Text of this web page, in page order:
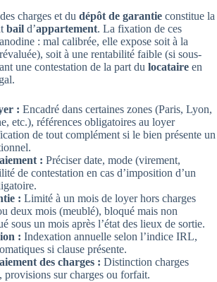
charges et du dépôt de garantie constitue la
bail d’appartement. La fixation de ces
: mal calibrée, elle expose soit à la
soit à une rentabilité faible (si sous-
une contestation de la part du locataire en
: Encadré dans certaines zones (Paris, Lyon,
etc.), références obligatoires au loyer
de tout complément si le bien présente un
: Préciser date, mode (virement,
de contestation en cas d’imposition d’un
: Limité à un mois de loyer hors charges
deux mois (meublé), bloqué mais non
sous un mois après l’état des lieux de sortie.
: Indexation annuelle selon l’indice IRL,
si clause présente.
des charges : Distinction charges
provisions sur charges ou forfait.